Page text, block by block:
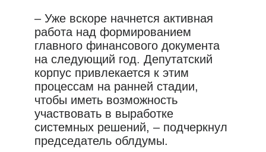
– Уже вскоре начнется активная
работа над формированием
главного финансового документа
на следующий год. Депутатский
корпус привлекается к этим
процессам на ранней стадии,
чтобы иметь возможность
участвовать в выработке
системных решений, – подчеркнул
председатель облдумы.